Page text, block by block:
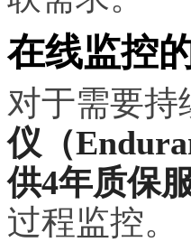
在线监控
对于需要持
仪（
供4年质保
过程监控。